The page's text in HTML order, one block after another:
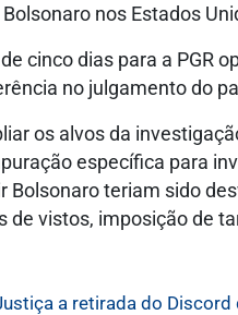
nos Estados
cinco dias para a PGR
no julgamento do
os alvos da
específica para
Bolsonaro teriam sido
de vistos, imposição de
a retirada do Discord